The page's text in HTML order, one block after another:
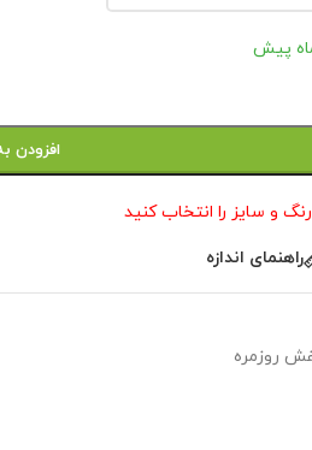
پیش
افزودن
و سایز را انتخاب کنید
راهنمای اندازه
روزمره